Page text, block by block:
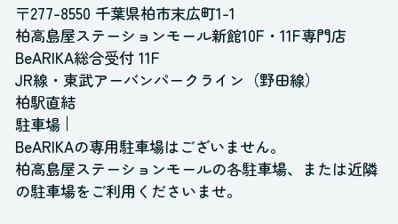
〒277-8550 千葉県柏市末広町1-1
柏高島屋ステーションモール新館10F・11F専門店
BeARIKA総合受付 11F
JR線・東武アーバンパークライン（野田線）
柏駅直結
駐車場
BeARIKAの専用駐車場はございません。
柏高島屋ステーションモールの各駐車場、
または近隣
の駐車場をご利用くださいませ。